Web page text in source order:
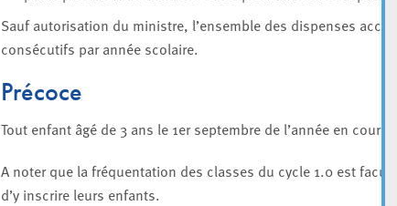
Sauf autorisation du ministre, l’ensemble des dispenses
consécutifs par année scolaire.
Précoce
Tout enfant âgé de 3 ans le 1er septembre de l’année en cours
A noter que la fréquentation des classes du cycle 1.0 est
d’y inscrire leurs enfants.